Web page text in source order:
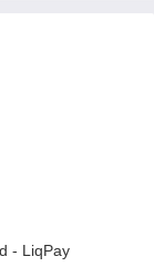
- LiqPay